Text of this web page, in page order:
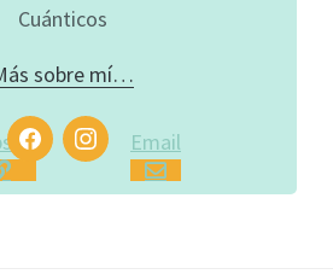
Cuánticos
sobre mí…
Email